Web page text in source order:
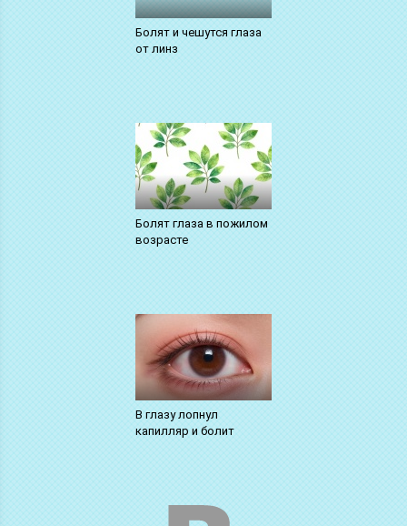
Болят и чешутся глаза
от линз
Болят глаза в пожилом
возрасте
В глазу лопнул
капилляр и болит